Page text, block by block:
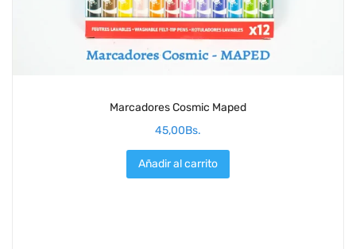
Marcadores Cosmic Maped
45,00Bs.
Añadir al carrito